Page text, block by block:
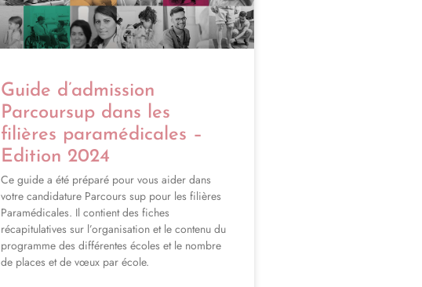
Guide d’admission
Parcoursup dans les
filières paramédicales –
Edition 2024
Ce guide a été préparé pour vous aider dans
votre candidature Parcours sup pour les filières
Paramédicales. Il contient des fiches
récapitulatives sur l’organisation et le contenu du
programme des différentes écoles et le nombre
de places et de vœux par école.